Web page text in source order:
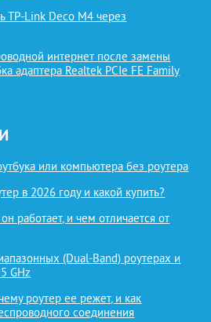
TP-Link Deco M4 через
интернет после замены
адаптера Realtek PCIe FE Family
или компьютера без роутера
в 2026 году и какой купить?
работает, и чем отличается от
(Dual-Band) роутерах и
GHz
роутер ее режет, и как
соединения